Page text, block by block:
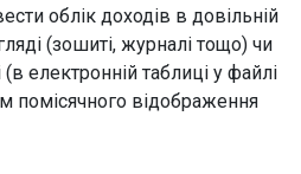
облік доходів в довільній
(зошиті, журналі тощо) чи
електронній таблиці у файлі
помісячного відображення